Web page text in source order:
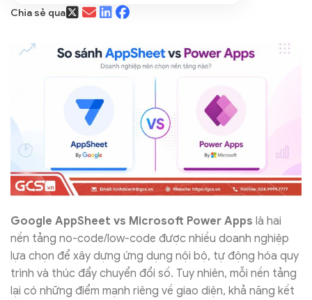
Chia sẻ qua
Google AppSheet vs Microsoft Power Apps là hai
nền tảng no-code/low-code được nhiều doanh nghiệp
lựa chọn để xây dựng ứng dụng nội bộ, tự động hóa quy
trình và thúc đẩy chuyển đổi số. Tuy nhiên, mỗi nền tảng
lại có những điểm mạnh riêng về giao diện, khả năng kết